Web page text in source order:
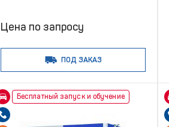
Цена по запросу
ПОД ЗАКАЗ
Бесплатный запуск и обучение